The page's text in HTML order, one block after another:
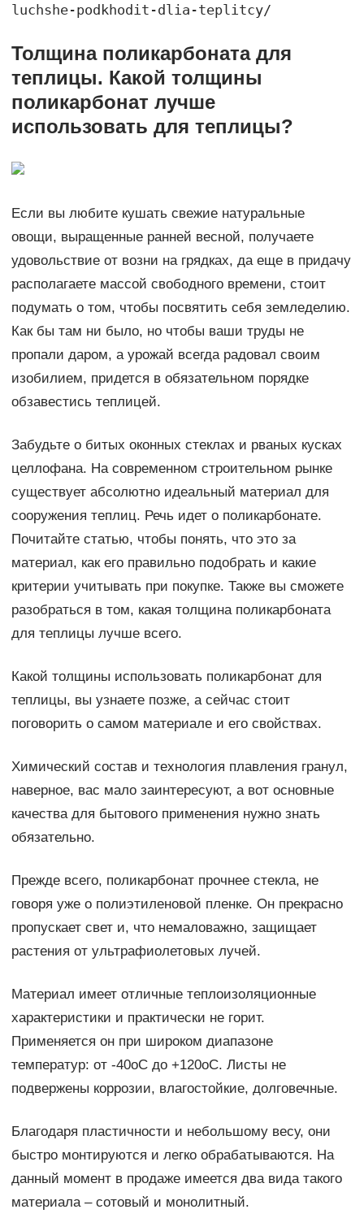
luchshe-podkhodit-dlia-teplitcy/
Толщина поликарбоната для
теплицы. Какой толщины
поликарбонат лучше
использовать для теплицы?
Если вы любите кушать свежие натуральные
овощи, выращенные ранней весной, получаете
удовольствие от возни на грядках, да еще в придачу
располагаете массой свободного времени, стоит
подумать о том, чтобы посвятить себя земледелию.
Как бы там ни было, но чтобы ваши труды не
пропали даром, а урожай всегда радовал своим
изобилием, придется в обязательном порядке
обзавестись теплицей.
Забудьте о битых оконных стеклах и рваных кусках
целлофана. На современном строительном рынке
существует абсолютно идеальный материал для
сооружения теплиц. Речь идет о поликарбонате.
Почитайте статью, чтобы понять, что это за
материал, как его правильно подобрать и какие
критерии учитывать при покупке. Также вы сможете
разобраться в том, какая толщина поликарбоната
для теплицы лучше всего.
Какой толщины использовать поликарбонат для
теплицы, вы узнаете позже, а сейчас стоит
поговорить о самом материале и его свойствах.
Химический состав и технология плавления гранул,
наверное, вас мало заинтересуют, а вот основные
качества для бытового применения нужно знать
обязательно.
Прежде всего, поликарбонат прочнее стекла, не
говоря уже о полиэтиленовой пленке. Он прекрасно
пропускает свет и, что немаловажно, защищает
растения от ультрафиолетовых лучей.
Материал имеет отличные теплоизоляционные
характеристики и практически не горит.
Применяется он при широком диапазоне
температур: от -40оС до +120оС. Листы не
подвержены коррозии, влагостойкие, долговечные.
Благодаря пластичности и небольшому весу, они
быстро монтируются и легко обрабатываются. На
данный момент в продаже имеется два вида такого
материала – сотовый и монолитный.